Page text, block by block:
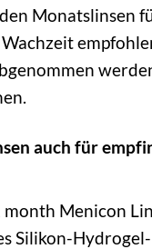
Monatslinsen
auch für
month Menicon
Silikon-